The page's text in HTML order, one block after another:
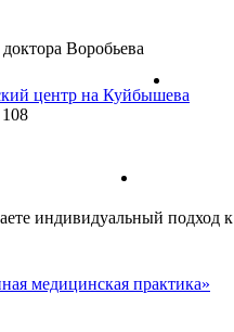
Воробьева
центр на Куйбышева
индивидуальный подход к
медицинская практика»